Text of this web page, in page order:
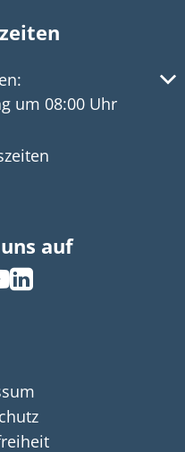
oder Schließzeiten
um 08:00 Uhr
auf